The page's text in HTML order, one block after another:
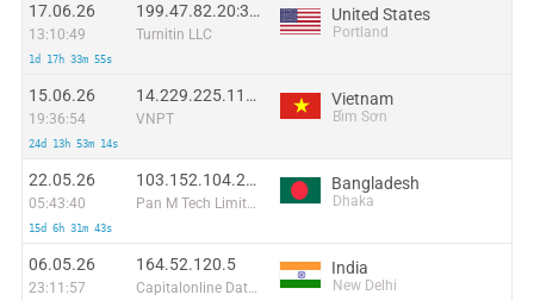
17.06.26
13:10:49
1d 17h 33m 55s
199.47.82.20:33830
Turnitin LLC
United States
Portland
15.06.26
19:36:54
24d 13h 53m 14s
14.229.225.110:60922
VNPT
Vietnam
Bỉm Sơn
22.05.26
05:43:40
15d 6h 31m 43s
103.152.104.209:40334
Pan M Tech Limited
Bangladesh
Dhaka
06.05.26
23:11:57
164.52.120.5
Capitalonline Data Service (HK) Co
India
New Delhi